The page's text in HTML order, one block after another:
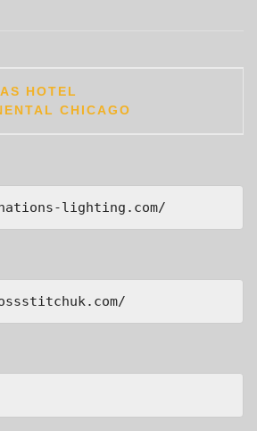
HOTEL
CHICAGO
lighting.com/